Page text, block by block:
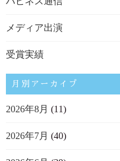
メディア出演
受賞実績
月別アーカイブ
2026年8月 (11)
2026年7月 (40)